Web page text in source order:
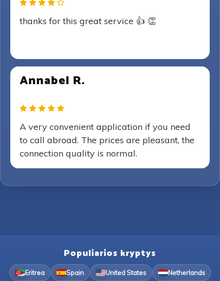
thanks for this great service 👍 👏
Annabel R.
A very convenient application if you need
to call abroad. The prices are pleasant, the
connection quality is normal.
Populiarios kryptys
Eritrea Spain United States Netherlands